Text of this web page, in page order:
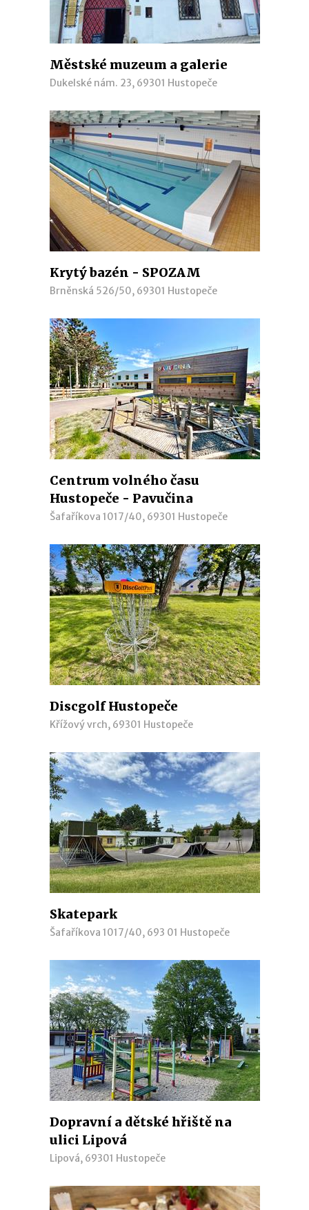
Městské muzeum a galerie
Dukelské nám. 23, 69301 Hustopeče
Krytý bazén - SPOZAM
Brněnská 526/50, 69301 Hustopeče
Centrum volného času
Hustopeče - Pavučina
Šafaříkova 1017/40, 69301 Hustopeče
Discgolf Hustopeče
Křížový vrch, 69301 Hustopeče
Skatepark
Šafaříkova 1017/40, 693 01 Hustopeče
Dopravní a dětské hřiště na
ulici Lipová
Lipová, 69301 Hustopeče